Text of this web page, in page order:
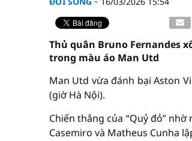
Thủ quân Bruno Fernandes
trong màu áo Man Utd
Man Utd vừa đánh bại Aston
(giờ Hà Nội).
Chiến thắng của “Quỷ đỏ”
Casemiro và Matheus Cunha